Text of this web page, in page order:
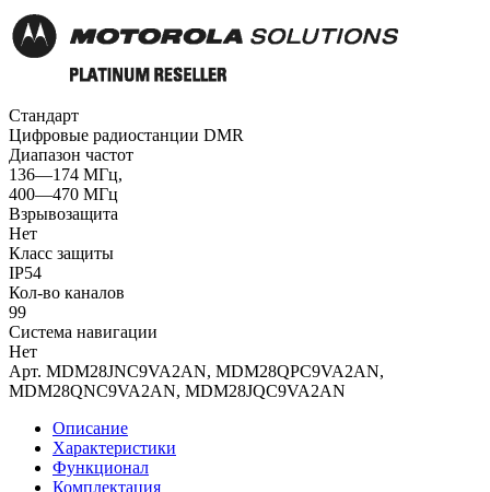
Стандарт
Цифровые радиостанции DMR
Диапазон частот
136—174 МГц,
400—470 МГц
Взрывозащита
Нет
Класс защиты
IP54
Кол-во каналов
99
Система навигации
Нет
Арт. MDM28JNC9VA2AN, MDM28QPC9VA2AN,
MDM28QNC9VA2AN, MDM28JQC9VA2AN
Описание
Характеристики
Функционал
Комплектация